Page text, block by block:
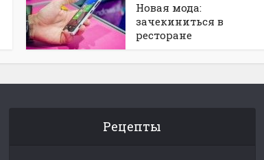
Новая мода:
зачекиниться в
ресторане
Рецепты